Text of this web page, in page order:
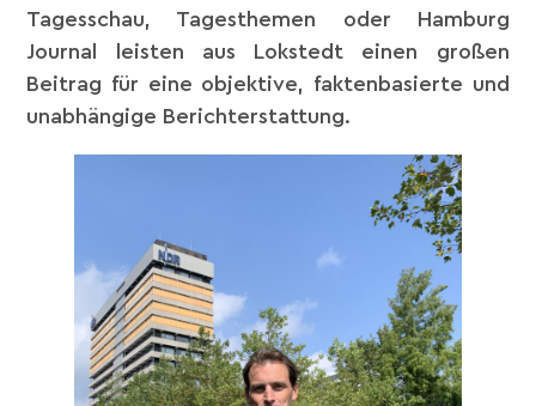
Tagesschau, Tagesthemen oder Hamburg
Journal leisten aus Lokstedt einen großen
Beitrag für eine objektive, faktenbasierte und
unabhängige Berichterstattung.